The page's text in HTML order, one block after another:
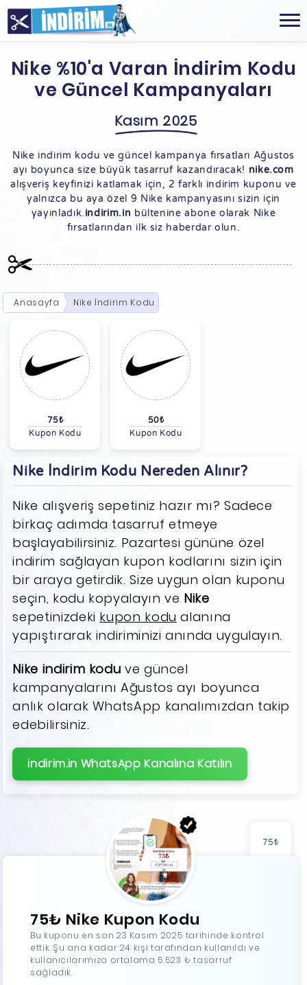
Nike %10'a Varan İndirim Kodu
ve Güncel Kampanyaları
Kasım 2025
Nike indirim kodu ve güncel kampanya fırsatları Ağustos
ayı boyunca size büyük tasarruf kazandıracak! nike.com
alışveriş keyfinizi katlamak için, 2 farklı indirim kuponu ve
yalnızca bu aya özel 9 Nike kampanyasını sizin için
yayınladık.indirim.in bültenine abone olarak Nike
fırsatlarından ilk siz haberdar olun.
Anasayfa Nike İndirim Kodu
75₺
Kupon Kodu
50₺
Kupon Kodu
Nike İndirim Kodu Nereden Alınır?
Nike alışveriş sepetiniz hazır mı? Sadece
birkaç adımda tasarruf etmeye
başlayabilirsiniz. Pazartesi gününe özel
indirim sağlayan kupon kodlarını sizin için
bir araya getirdik. Size uygun olan kuponu
seçin, kodu kopyalayın ve Nike
sepetinizdeki kupon kodu alanına
yapıştırarak indiriminizi anında uygulayın.
Nike indirim kodu ve güncel
kampanyalarını Ağustos ayı boyunca
anlık olarak WhatsApp kanalımızdan takip
edebilirsiniz.
indirim.in WhatsApp Kanalına Katılın
75₺
75₺ Nike Kupon Kodu
Bu kuponu en son 23 Kasım 2025 tarihinde kontrol
ettik. Şu ana kadar 24 kişi tarafından kullanıldı ve
kullanıcılarımıza ortalama 5.523 ₺ tasarruf
sağladık.